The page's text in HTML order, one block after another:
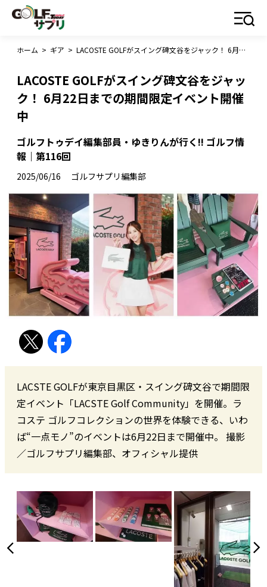
ホーム > ギア > LACOSTE GOLFがスイング碑文谷をジャック！ 6月22日までの期間限定イベント開催中
LACOSTE GOLFがスイング碑文谷をジャッ
ク！ 6月22日までの期間限定イベント開催
中
ゴルフトゥデイ編集部員・ゆきりんが行く!! ゴルフ情
報｜第116回
2025/06/16 ゴルフサプリ編集部
LACSTE GOLFが東京目黒区・スイング碑文谷で期間限
定イベント「LACSTE Golf Community」を開催。ラ
コステ ゴルフコレクションの世界を体験できる、いわ
ば“一点モノ”のイベントは6月22日まで開催中。 撮影
／ゴルフサプリ編集部、オフィシャル提供